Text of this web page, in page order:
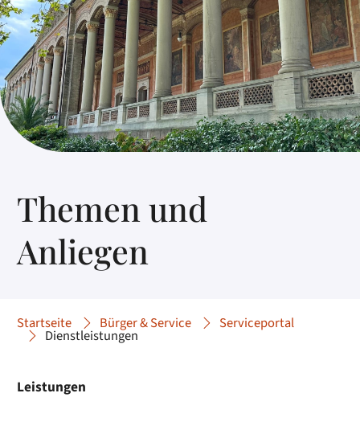
Themen und
Anliegen
Startseite Bürger & Service Serviceportal
Dienstleistungen
Leistungen